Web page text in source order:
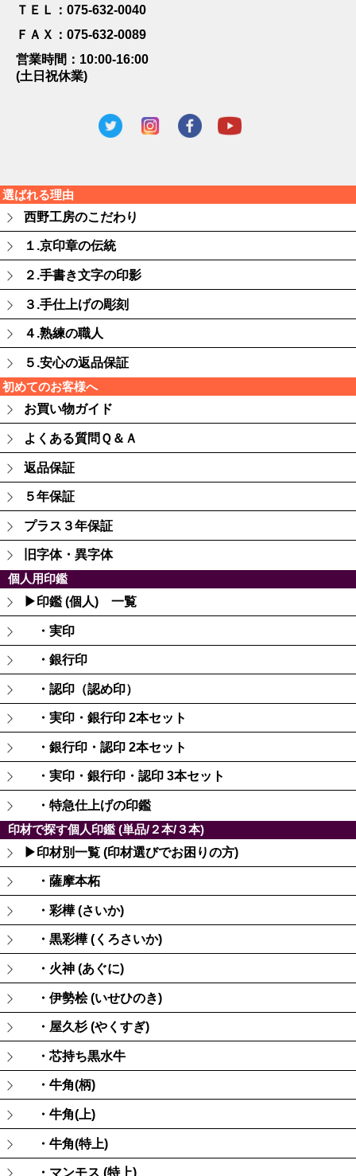
ＴＥＬ：075-632-0040
ＦＡＸ：075-632-0089
営業時間：10:00-16:00
(土日祝休業)
選ばれる理由
西野工房のこだわり
１.京印章の伝統
２.手書き文字の印影
３.手仕上げの彫刻
４.熟練の職人
５.安心の返品保証
初めてのお客様へ
お買い物ガイド
よくある質問Ｑ＆Ａ
返品保証
５年保証
プラス３年保証
旧字体・異字体
個人用印鑑
▶印鑑 (個人) 一覧
・実印
・銀行印
・認印（認め印）
・実印・銀行印 2本セット
・銀行印・認印 2本セット
・実印・銀行印・認印 3本セット
・特急仕上げの印鑑
印材で探す個人印鑑 (単品/２本/３本)
▶印材別一覧 (印材選びでお困りの方)
・薩摩本柘
・彩樺 (さいか)
・黒彩樺 (くろさいか)
・火神 (あぐに)
・伊勢桧 (いせひのき)
・屋久杉 (やくすぎ)
・芯持ち黒水牛
・牛角(柄)
・牛角(上)
・牛角(特上)
・マンモス (特上)